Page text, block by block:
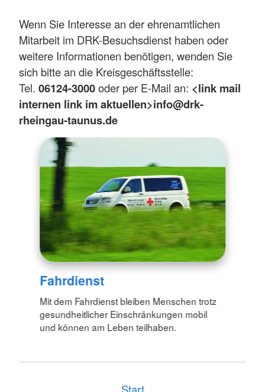
Wenn Sie Interesse an der ehrenamtlichen
Mitarbeit im DRK-Besuchsdienst haben oder
weitere Informationen benötigen, wenden Sie
sich bitte an die Kreisgeschäftsstelle:
Tel. 06124-3000oder per E-Mail an: <link mail
internen link im aktuellen>info@drk-
rheingau-taunus.de
Fahrdienst
Mit dem Fahrdienst bleiben Menschen trotz
gesundheitlicher Einschränkungen mobil
und können am Leben teilhaben.
Start